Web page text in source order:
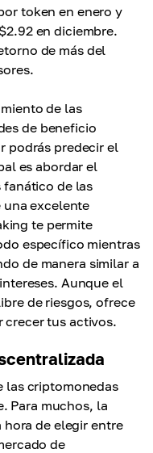
token en enero y
en diciembre.
de más del
de las
de beneficio
podrás predecir el
es abordar el
fanático de las
una excelente
te permite
específico mientras
de manera similar a
Aunque el
de riesgos, ofrece
crecer tus activos.
las criptomonedas
Para muchos, la
de elegir entre
de